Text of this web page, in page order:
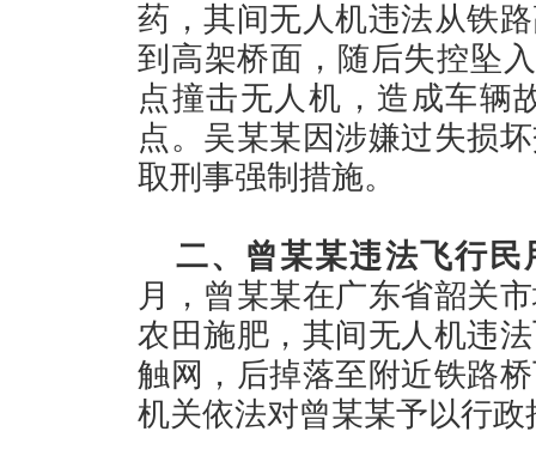
药，其间无人机违法从铁
到高架桥面，随后失控坠
点撞击无人机，造成车辆
点。吴某某因涉嫌过失损
取刑事强制措施。
二、曾某某违法飞行
月，曾某某在广东省韶关
农田施肥，其间无人机违
触网，后掉落至附近铁路
机关依法对曾某某予以行政